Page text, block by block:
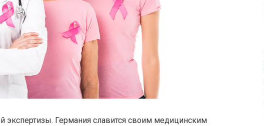
экспертизы. Германия славится своим медицинским